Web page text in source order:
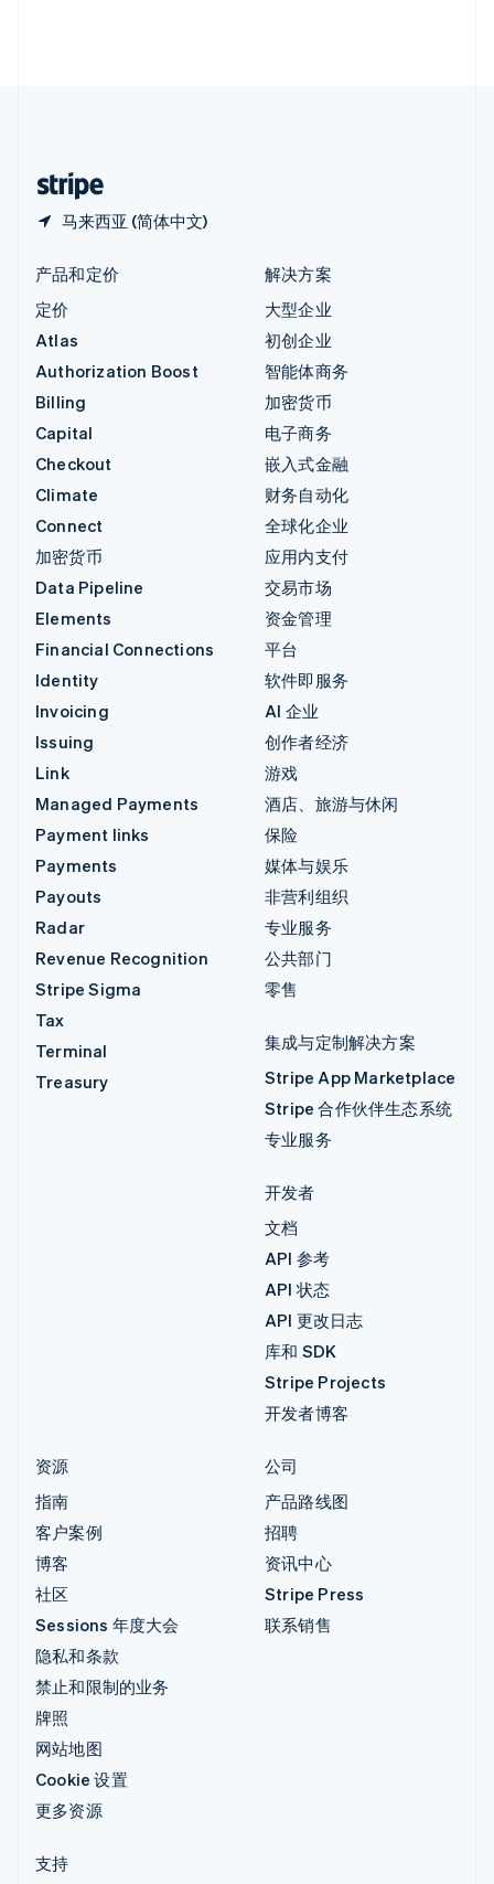
马来西亚 (简体中文)
产品和定价
定价
Atlas
Authorization Boost
Billing
Capital
Checkout
Climate
Connect
加密货币
Data Pipeline
Elements
Financial Connections
Identity
Invoicing
Issuing
Link
Managed Payments
Payment links
Payments
Payouts
Radar
Revenue Recognition
Stripe Sigma
Tax
Terminal
Treasury
解决方案
大型企业
初创企业
智能体商务
加密货币
电子商务
嵌入式金融
财务自动化
全球化企业
应用内支付
交易市场
资金管理
平台
软件即服务
AI 企业
创作者经济
游戏
酒店、旅游与休闲
保险
媒体与娱乐
非营利组织
专业服务
公共部门
零售
集成与定制解决方案
Stripe App Marketplace
Stripe 合作伙伴生态系统
专业服务
开发者
文档
API 参考
API 状态
API 更改日志
库和 SDK
Stripe Projects
开发者博客
资源
指南
客户案例
博客
社区
Sessions 年度大会
隐私和条款
禁止和限制的业务
牌照
网站地图
Cookie 设置
更多资源
公司
产品路线图
招聘
资讯中心
Stripe Press
联系销售
支持